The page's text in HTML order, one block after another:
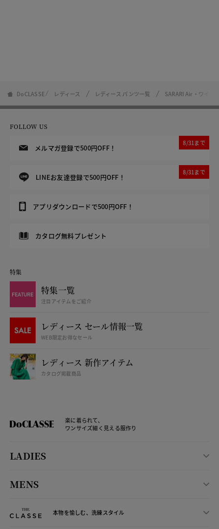
DoCLASSE レディース レディース パンツ一覧 SARARI Air・ワイド
FOLLOW US
メルマガ登録で500円OFF！
8/31まで
LINEお友達登録で500円OFF！
8/31まで
アプリダウンロードで500円OFF！
カタログ無料プレゼント
特集
特集一覧
注目アイテムをご紹介
レディース セール情報一覧
WEB限定お得なセール
レディース 新作アイテム
カタログ掲載商品
楽に着られて、
ワンサイズ細く見える服作り
LADIES
MENS
本物を愉しむ、洗練スタイル